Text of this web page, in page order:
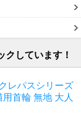
クしています！
レパスシリーズ
首輪 無地 大人